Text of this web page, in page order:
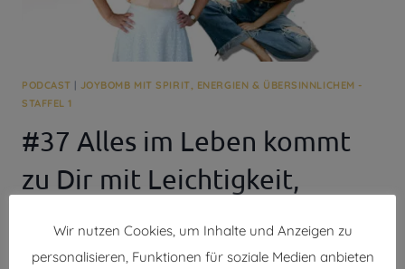
PODCAST | JOYBOMB MIT SPIRIT, ENERGIEN & ÜBERSINNLICHEM -
STAFFEL 1
#37 Alles im Leben kommt
zu Dir mit Leichtigkeit,
VonSophie Cerny 8. August 2022
Wir nutzen Cookies, um Inhalte und Anzeigen zu
personalisieren, Funktionen für soziale Medien anbieten